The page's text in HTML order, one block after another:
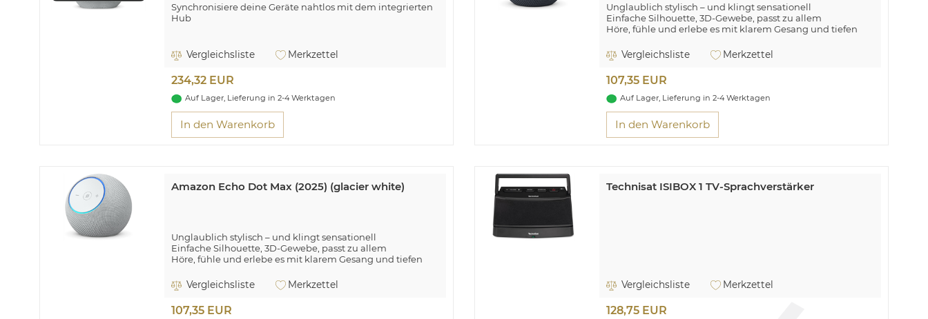
Synchronisiere deine Geräte nahtlos mit dem integrierten
Hub
Vergleichsliste Merkzettel
234,32 EUR
Auf Lager, Lieferung in 2-4 Werktagen
In den Warenkorb
Unglaublich stylisch – und klingt sensationell
Einfache Silhouette, 3D-Gewebe, passt zu allem
Höre, fühle und erlebe es mit klarem Gesang und tiefen
Synchronisiere deine Geräte nahtlos mit dem integrierten
Hub
Mit Funktionen gestaltet, die dein Leben verbessern
Vergleichsliste Merkzettel
107,35 EUR
Auf Lager, Lieferung in 2-4 Werktagen
In den Warenkorb
Amazon Echo Dot Max (2025) (glacier white)
Unglaublich stylisch – und klingt sensationell
Einfache Silhouette, 3D-Gewebe, passt zu allem
Höre, fühle und erlebe es mit klarem Gesang und tiefen
Synchronisiere deine Geräte nahtlos mit dem integrierten
Hub
Mit Funktionen gestaltet, die dein Leben verbessern
Vergleichsliste Merkzettel
107,35 EUR
Technisat ISIBOX 1 TV-Sprachverstärker
Vergleichsliste Merkzettel
128,75 EUR